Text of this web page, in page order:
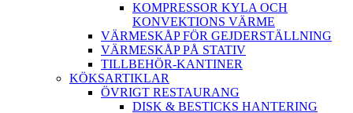
KOMPRESSOR KYLA OCH
KONVEKTIONS VÄRME
VÄRMESKÅP FÖR GEJDERSTÄLLNING
VÄRMESKÅP PÅ STATIV
TILLBEHÖR-KANTINER
KÖKSARTIKLAR
ÖVRIGT RESTAURANG
DISK & BESTICKS HANTERING